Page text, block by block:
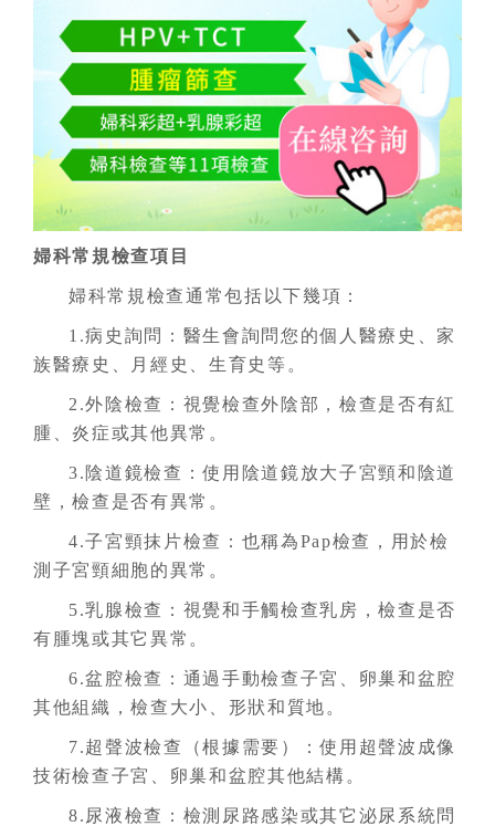
婦科常規檢查項目
婦科常規檢查通常包括以下幾項：
1.病史詢問：醫生會詢問您的個人醫療史、家
族醫療史、月經史、生育史等。
2.外陰檢查：視覺檢查外陰部，檢查是否有紅
腫、炎症或其他異常。
3.陰道鏡檢查：使用陰道鏡放大子宮頸和陰道
壁，檢查是否有異常。
4.子宮頸抹片檢查：也稱為Pap檢查，用於檢
測子宮頸細胞的異常。
5.乳腺檢查：視覺和手觸檢查乳房，檢查是否
有腫塊或其它異常。
6.盆腔檢查：通過手動檢查子宮、卵巢和盆腔
其他組織，檢查大小、形狀和質地。
7.超聲波檢查（根據需要）：使用超聲波成像
技術檢查子宮、卵巢和盆腔其他結構。
8.尿液檢查：檢測尿路感染或其它泌尿系統問